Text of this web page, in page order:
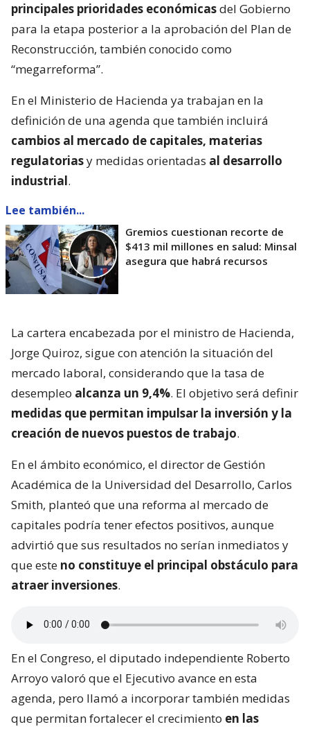
principales prioridades económicasdel Gobierno
para la etapa posterior a la aprobación del Plan de
Reconstrucción, también conocido como
“megarreforma”.
En el Ministerio de Hacienda ya trabajan en la
definición de una agenda que también incluirá
cambios al mercado de capitales, materias
regulatoriasy medidas orientadas al desarrollo
industrial.
Lee también...
Gremios cuestionan recorte de
$413 mil millones en salud: Minsal
asegura que habrá recursos
La cartera encabezada por el ministro de Hacienda,
Jorge Quiroz, sigue con atención la situación del
mercado laboral, considerando que la tasa de
desempleo alcanza un 9,4%. El objetivo será definir
medidas que permitan impulsar la inversión y la
creación de nuevos puestos de trabajo.
En el ámbito económico, el director de Gestión
Académica de la Universidad del Desarrollo, Carlos
Smith, planteó que una reforma al mercado de
capitales podría tener efectos positivos, aunque
advirtió que sus resultados no serían inmediatos y
que este no constituye el principal obstáculo para
atraer inversiones.
En el Congreso, el diputado independiente Roberto
Arroyo valoró que el Ejecutivo avance en esta
agenda, pero llamó a incorporar también medidas
que permitan fortalecer el crecimiento en las